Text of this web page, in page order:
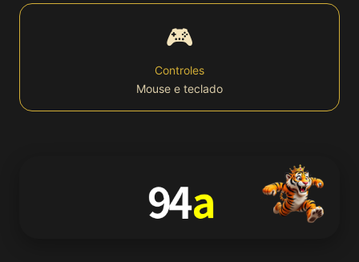
Bet
Win
📱 Download
APK
🎮
Controles
Mouse e teclado